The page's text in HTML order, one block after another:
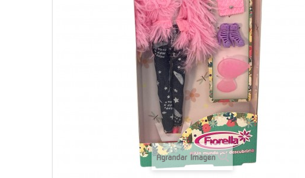
Agrandar Imagen